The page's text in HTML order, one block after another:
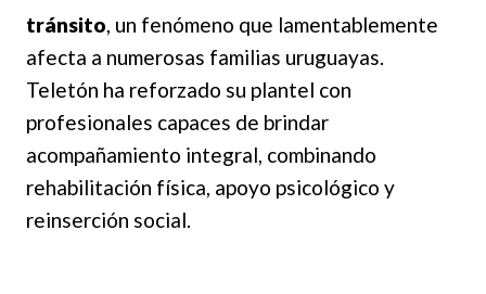
tránsito, un fenómeno que lamentablemente
afecta a numerosas familias uruguayas.
Teletón ha reforzado su plantel con
profesionales capaces de brindar
acompañamiento integral, combinando
rehabilitación física, apoyo psicológico y
reinserción social.